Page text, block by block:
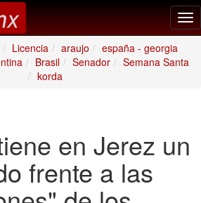
Licencia araujo
españa - georgia
Brasil Senador
Semana Santa
korda
en Jerez un
frente a las